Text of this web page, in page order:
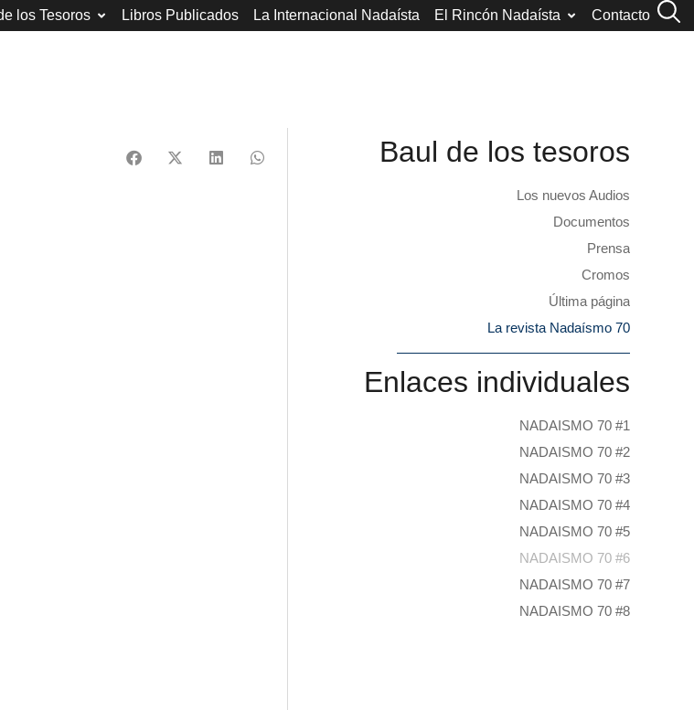
los Tesoros Libros Publicados La Internacional Nadaísta El Rincón Nadaísta Contacto
Baul de los tesoros
Los nuevos Audios
Documentos
Prensa
Cromos
Última página
La revista Nadaísmo 70
Enlaces individuales
NADAISMO 70 #1
NADAISMO 70 #2
NADAISMO 70 #3
NADAISMO 70 #4
NADAISMO 70 #5
NADAISMO 70 #6
NADAISMO 70 #7
NADAISMO 70 #8